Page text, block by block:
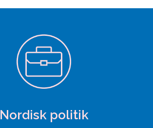
Nordisk politik